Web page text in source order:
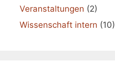
Veranstaltungen (2)
Wissenschaft intern (10)